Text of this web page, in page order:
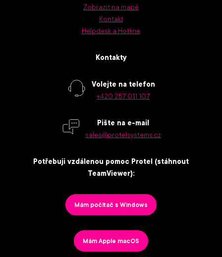
Zobrazit na mapě
Kontakt
Helpdesk a Hotline
Kontakty
Volejte na telefon
+420 257 011 107
Pište na e-mail
sales@protelsystems.cz
Potřebuji vzdálenou pomoc Protel (stáhnout
TeamViewer):
Mám počítač s Windows
Mám Apple macOS